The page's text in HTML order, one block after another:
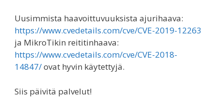
Uusimmista haavoittuvuuksista ajurihaava:
https://www.cvedetails.com/cve/CVE-2019-12263
ja MikroTikin reititinhaava:
https://www.cvedetails.com/cve/CVE-2018-
14847/ovat hyvin käytettyjä.
Siis päivitä palvelut!